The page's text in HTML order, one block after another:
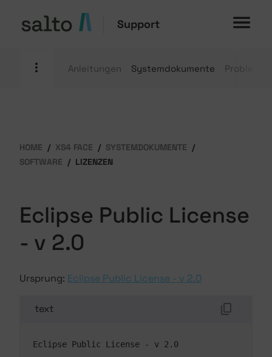
Support
Anleitungen Systemdokumente
HOME XS4 FACE
SYSTEMDOKUMENTE
SOFTWARE
LIZENZEN
Eclipse Public License
- v 2.0
Ursprung: Eclipse Public License - v 2.0
text